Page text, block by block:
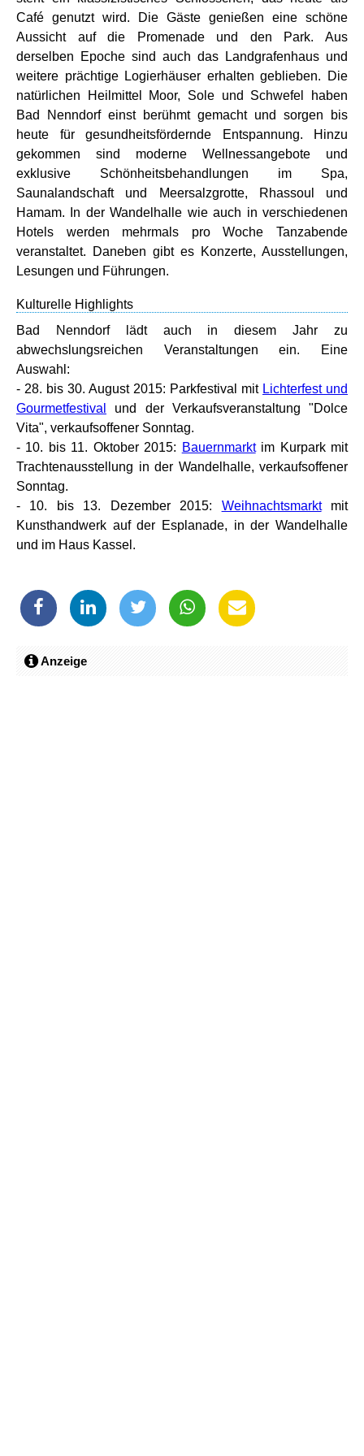
Café genutzt wird. Die Gäste genießen eine schöne
Aussicht auf die Promenade und den Park. Aus
derselben Epoche sind auch das Landgrafenhaus und
weitere prächtige Logierhäuser erhalten geblieben. Die
natürlichen Heilmittel Moor, Sole und Schwefel haben
Bad Nenndorf einst berühmt gemacht und sorgen bis
heute für gesundheitsfördernde Entspannung. Hinzu
gekommen sind moderne Wellnessangebote und
exklusive Schönheitsbehandlungen im Spa,
Saunalandschaft und Meersalzgrotte, Rhassoul und
Hamam. In der Wandelhalle wie auch in verschiedenen
Hotels werden mehrmals pro Woche Tanzabende
veranstaltet. Daneben gibt es Konzerte, Ausstellungen,
Lesungen und Führungen.
Kulturelle Highlights
Bad Nenndorf lädt auch in diesem Jahr zu
abwechslungsreichen Veranstaltungen ein. Eine
Auswahl:
- 28. bis 30. August 2015: Parkfestival mit Lichterfest und
Gourmetfestival
und der Verkaufsveranstaltung "Dolce
Vita", verkaufsoffener Sonntag.
- 10. bis 11. Oktober 2015: Bauernmarktim Kurpark mit
Trachtenausstellung in der Wandelhalle, verkaufsoffener
Sonntag.
- 10. bis 13. Dezember 2015: Weihnachtsmarktmit
Kunsthandwerk auf der Esplanade, in der Wandelhalle
und im Haus Kassel.
Anzeige